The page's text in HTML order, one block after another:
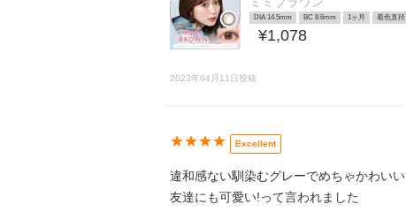
DIA 14.5mm BC 8.6mm 1ヶ月 着色直径
¥1,078
2023年04月11日投稿
★★★★ Excellent
違和感ない馴染むグレーでめちゃかわい
友達にも可愛い!って言われました